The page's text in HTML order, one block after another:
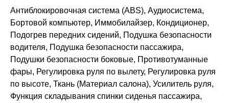
Антиблокировочная система (ABS), Аудиосистема,
Бортовой компьютер, Иммобилайзер, Кондиционер,
Подогрев передних сидений, Подушка безопасности
водителя, Подушка безопасности пассажира,
Подушки безопасности боковые, Противотуманные
фары, Регулировка руля по вылету, Регулировка руля
по высоте, Ткань (Материал салона), Усилитель руля,
Функция складывания спинки сиденья пассажира,